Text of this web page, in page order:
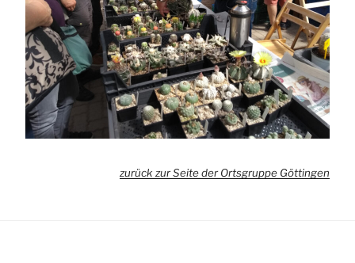
zurück zur Seite der Ortsgruppe Göttingen